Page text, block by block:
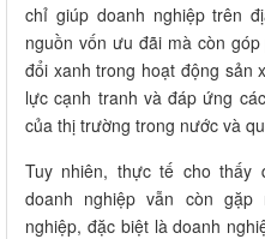
chỉ giúp doanh nghiệp trên
nguồn vốn ưu đãi mà còn
đổi xanh trong hoạt động sản
lực cạnh tranh và đáp ứng
của thị trường trong nước và
Tuy nhiên, thực tế cho thấy
doanh nghiệp vẫn còn gặp
nghiệp, đặc biệt là doanh